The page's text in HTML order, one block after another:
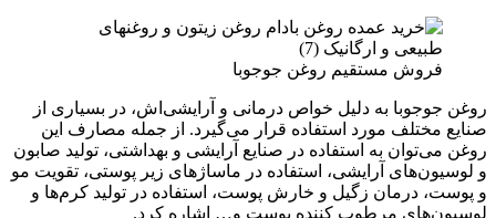
فروش مستقیم روغن جوجوبا
روغن جوجوبا به دلیل خواص درمانی و آرایشی‌اش، در بسیاری از
صنایع مختلف مورد استفاده قرار می‌گیرد. از جمله مصارف این
روغن می‌توان به استفاده در صنایع آرایشی و بهداشتی، تولید صابون
و لوسیون‌های آرایشی، استفاده در ماساژ‌های زیر پوستی، تقویت مو
و پوست، درمان زگیل و خارش پوست، استفاده در تولید کرم‌ها و
لوسیون‌های مرطوب کننده پوست و… اشاره کرد.